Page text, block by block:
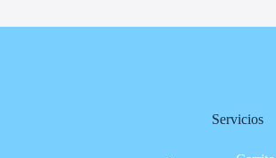
Servicios